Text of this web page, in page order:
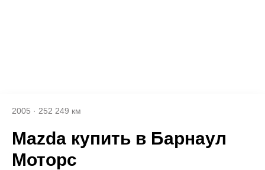
2005 · 252 249 км
Mazda купить в Барнаул
Моторс